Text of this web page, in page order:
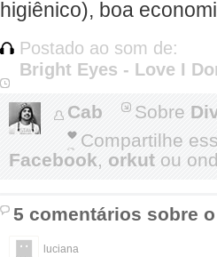
higiênico), boa
Postado ao som de:
Bright Eyes - Love I
Cab Sobre
Compartilhe
Facebook, orkut ou
5 comentários sobre
luciana